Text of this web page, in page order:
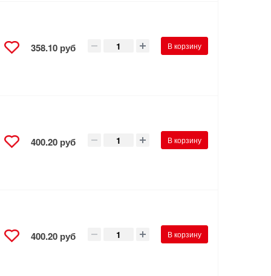
358.10 руб В корзину
400.20 руб В корзину
400.20 руб В корзину